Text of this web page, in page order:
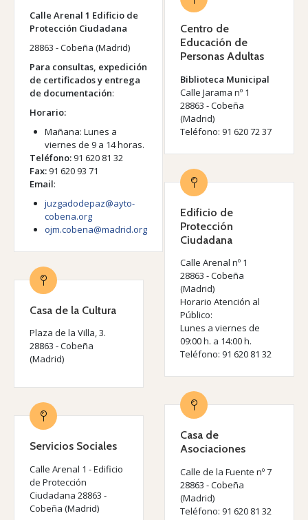
Calle Arenal 1 Edificio de
Protección Ciudadana
28863 - Cobeña (Madrid)
Para consultas, expedición
de certificados y entrega
de documentación:
Horario:
Mañana: Lunes a
viernes de 9 a 14 horas.
Teléfono: 91 620 81 32
Fax: 91 620 93 71
Email:
juzgadodepaz@ayto-
cobena.org
ojm.cobena@madrid.org
Casa de la Cultura
Plaza de la Villa, 3.
28863 - Cobeña
(Madrid)
Servicios Sociales
Calle Arenal 1 - Edificio
de Protección
Ciudadana 28863 -
Cobeña (Madrid)
Centro de
Educación de
Personas Adultas
Biblioteca Municipal
Calle Jarama nº 1
28863 - Cobeña
(Madrid)
Teléfono: 91 620 72 37
Edificio de
Protección
Ciudadana
Calle Arenal nº 1
28863 - Cobeña
(Madrid)
Horario Atención al
Público:
Lunes a viernes de
09:00 h. a 14:00 h.
Teléfono: 91 620 81 32
Casa de
Asociaciones
Calle de la Fuente nº 7
28863 - Cobeña
(Madrid)
Teléfono: 91 620 81 32